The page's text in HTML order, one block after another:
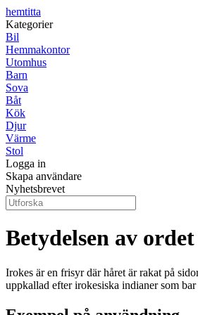
hemtitta
Kategorier
Bil
Hemmakontor
Utomhus
Barn
Sova
Båt
Kök
Djur
Värme
Stol
Logga in
Skapa användare
Nyhetsbrevet
Betydelsen av
Irokes är en frisyr där håret är rakat på
uppkallad efter irokesiska indianer som